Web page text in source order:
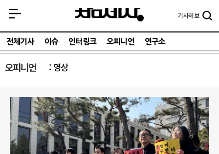
기사제보
전체기사 이슈 인터링크 오피니언 연구소
오피니언 영상